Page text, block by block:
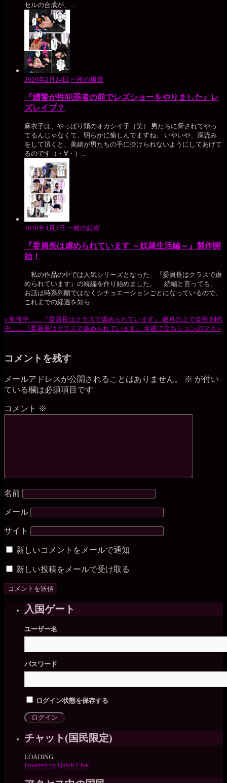
セルの合成が、...
2020年2月24日 一枚の銀貨
『婦警が性犯罪者の前でレズショーをやりました』レ
ズレイプ？
麻衣子は、やっぱり頭のオカシイ子（笑） 男たちに脅されてやっ
てるんじゃなくて、明らかに愉しんでますね。 いやいや、深読み
をして頂くと、美緒が男たちの手に掛けられないようにしてあげて
るのです（・∀・）...
2018年4月3日 一枚の銀貨
『委員長は虐められています ～奴隷生活編～』製作開
始！
私の作品の中では人気シリーズとなった、『委員長はクラスで虐
められています』の続編を作り始めました。 続編と言っても、
お話は時系列順ではなくシチュエーションごとになっているので、
これまでの経過を知ら...
« 制作中……『委員長はクラスで虐められています』 教卓の上で全裸 制作
中……『委員長はクラスで虐められています』 全裸で立ちションのマネ »
コメントを残す
メールアドレスが公開されることはありません。 ※ が付い
ている欄は必須項目です
コメント ※
名前
メール
サイト
新しいコメントをメールで通知
新しい投稿をメールで受け取る
入国ゲート
ユーザー名
パスワード
ログイン状態を保存する
チャット(国民限定)
LOADING...
Powered by Quick Chat